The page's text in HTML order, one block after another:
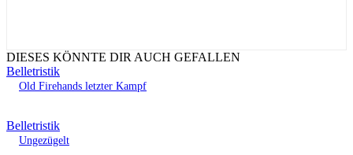
DIESES KÖNNTE DIR AUCH GEFALLEN
Belletristik
Old Firehands letzter Kampf
Belletristik
Ungezügelt